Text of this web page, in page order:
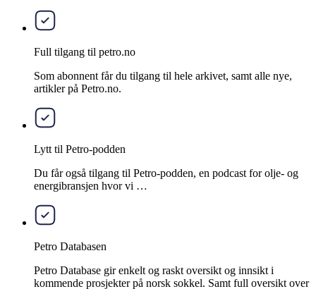
Full tilgang til petro.no
Som abonnent får du tilgang til hele arkivet, samt alle nye,
artikler på Petro.no.
Lytt til Petro-podden
Du får også tilgang til Petro-podden, en podcast for olje- og
energibransjen hvor vi …
Petro Databasen
Petro Database gir enkelt og raskt oversikt og innsikt i
kommende prosjekter på norsk sokkel. Samt full oversikt over